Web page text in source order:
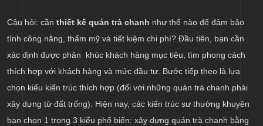
Câu hỏi: cần thiết kế quán trà chanh như thế nào để đảm bảo
tính công năng, thẩm mỹ và tiết kiệm chi phí? Đầu tiên, bạn cần
xác định được phân khúc khách hàng mục tiêu, tìm phong cách
thích hợp với khách hàng và mức đầu tư. Bước tiếp theo là lựa
chọn kiểu kiến trúc thích hợp (đối với những quán trà chanh phải
xây dựng từ đất trống). Hiện nay, các kiến trúc sư thường khuyên
bạn chọn 1 trong 3 kiểu phổ biến: xây dựng quán trà chanh bằng